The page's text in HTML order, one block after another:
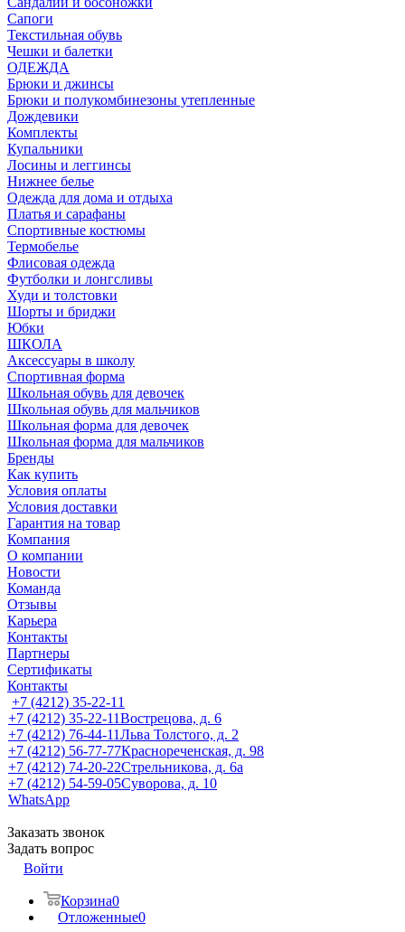
Сапоги
Текстильная обувь
Чешки и балетки
ОДЕЖДА
Брюки и джинсы
Брюки и полукомбинезоны утепленные
Дождевики
Комплекты
Купальники
Лосины и леггинсы
Нижнее белье
Одежда для дома и отдыха
Платья и сарафаны
Спортивные костюмы
Термобелье
Флисовая одежда
Футболки и лонгсливы
Худи и толстовки
Шорты и бриджи
Юбки
ШКОЛА
Аксессуары в школу
Спортивная форма
Школьная обувь для девочек
Школьная обувь для мальчиков
Школьная форма для девочек
Школьная форма для мальчиков
Бренды
Как купить
Условия оплаты
Условия доставки
Гарантия на товар
Компания
О компании
Новости
Команда
Отзывы
Карьера
Контакты
Партнеры
Сертификаты
Контакты
+7 (4212) 35-22-11
+7 (4212) 35-22-11Вострецова, д. 6
+7 (4212) 76-44-11Льва Толстого, д. 2
+7 (4212) 56-77-77Краснореченская, д. 98
+7 (4212) 74-20-22Стрельникова, д. 6а
+7 (4212) 54-59-05Суворова, д. 10
WhatsApp
Заказать звонок
Задать вопрос
Войти
Корзина0
Отложенные0